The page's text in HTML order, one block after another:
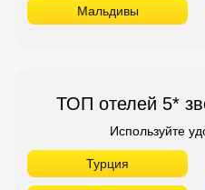
Белек
Хургада
ОАЭ